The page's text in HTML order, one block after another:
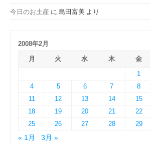
今日のお土産 に 島田富美 より
2008年2月
月
火 水 木 金
1
4
5 6 7 8
11
12 13 14 15
18
19 20 21 22
25
26 27 28
29
« 1月
3月 »